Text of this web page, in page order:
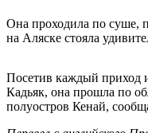
Она проходила по суше,
на Аляске стояла
Посетив каждый приход
Кадьяк, она прошла по
полуостров Кенай,